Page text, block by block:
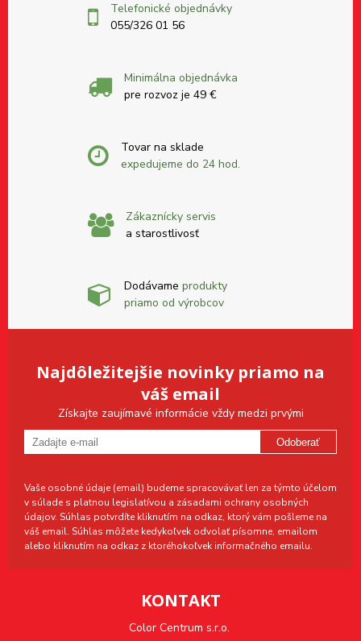
Telefonické objednávky
055/326 01 56
Minimálna objednávka
pre rozvoz je 49 €
Tovar na sklade
expedujeme do 24 hod.
Zákaznícky servis
a starostlivosť
Dodávame produkty
priamo od výrobcov
Najdôležitejšie novinky priamo na
váš email
Získajte zaujímavé informácie vždy medzi prvými
Odoberať
Vaše osobné údaje (email) budeme spracovávať len za týmto účelom
v súlade s platnou legislatívou a zásadami ochrany osobných
údajov. Súhlas potvrdíte kliknutím na odkaz, ktorý vám pošleme na
váš email. Súhlas môžete kedykoľvek odvolať písomne, emailom
alebo kliknutím na odkaz z ktoréhokoľvek informačného emailu.
KONTAKT
Color Centrum s.r.o.